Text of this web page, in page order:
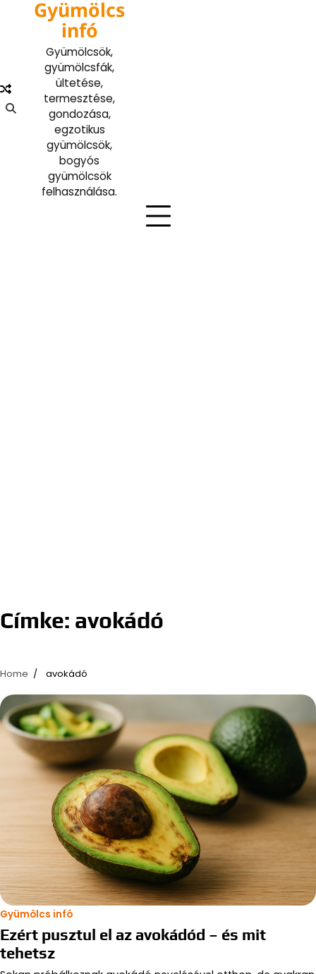
Gyümölcs
infó
Gyümölcsök,
gyümölcsfák,
ültetése,
termesztése,
gondozása,
egzotikus
gyümölcsök,
bogyós
gyümölcsök
felhasználása.
Címke: avokádó
Home avokádó
Gyümölcs infó
Ezért pusztul el az avokádód – és mit
tehetsz